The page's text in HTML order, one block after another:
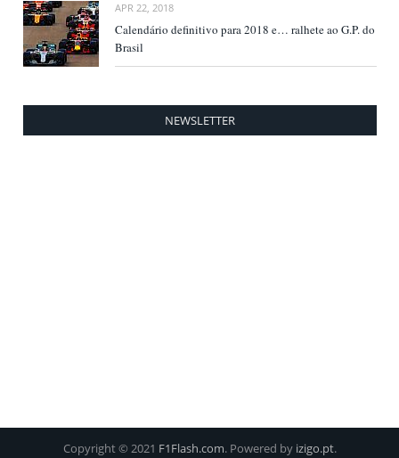
APR 22, 2018
Calendário definitivo para 2018 e… ralhete ao G.P. do
Brasil
NEWSLETTER
Copyright © 2021 F1Flash.com. Powered by izigo.pt.